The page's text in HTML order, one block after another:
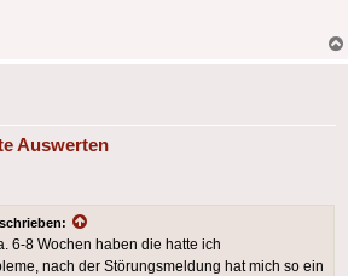
Auswerten
6-8 Wochen haben die hatte ich
nach der Störungsmeldung hat mich so ein